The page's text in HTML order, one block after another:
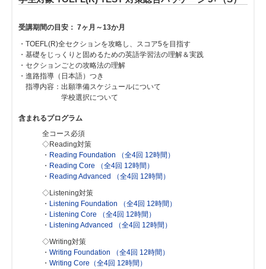
受講期間の目安： 7ヶ月～13か月
・TOEFL(R)全セクションを攻略し、スコア5を目指す
・基礎をじっくりと固めるための英語学習法の理解＆実践
・セクションごとの攻略法の理解
・進路指導（日本語）つき
指導内容：出願準備スケジュールについて
学校選択について
含まれるプログラム
全コース必須
◇Reading対策
・ Reading Foundation （全4回 12時間）
・ Reading Core （全4回 12時間）
・ Reading Advanced （全4回 12時間）
◇Listening対策
・ Listening Foundation （全4回 12時間）
・ Listening Core （全4回 12時間）
・ Listening Advanced （全4回 12時間）
◇Writing対策
・ Writing Foundation （全4回 12時間）
・ Writing Core（全4回 12時間）